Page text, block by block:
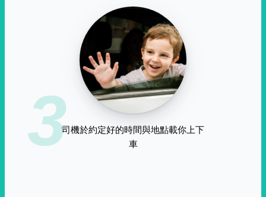
3司機於約定好的時間與地點載你上下
車